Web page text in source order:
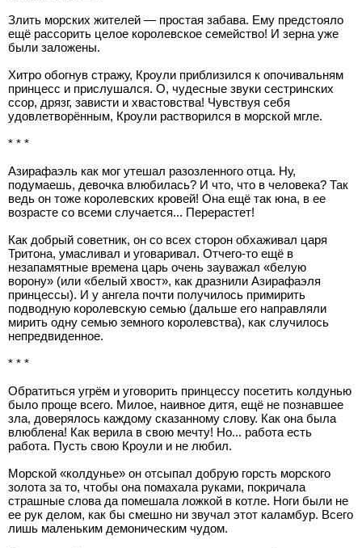
Злить морских жителей — простая забава. Ему предстояло
ещё рассорить целое королевское семейство! И зерна уже
были заложены.
Хитро обогнув стражу, Кроули приблизился к опочивальням
принцесс и прислушался. О, чудесные звуки сестринских
ссор, дрязг, зависти и хвастовства! Чувствуя себя
удовлетворённым, Кроули растворился в морской мгле.
* * *
Азирафаэль как мог утешал разозленного отца. Ну,
подумаешь, девочка влюбилась? И что, что в человека? Так
ведь он тоже королевских кровей! Она ещё так юна, в ее
возрасте со всеми случается... Перерастет!
Как добрый советник, он со всех сторон обхаживал царя
Тритона, умасливал и уговаривал. Отчего-то ещё в
незапамятные времена царь очень зауважал «белую
ворону» (или «белый хвост», как дразнили Азирафаэля
принцессы). И у ангела почти получилось примирить
подводную королевскую семью (дальше его направляли
мирить одну семью земного королевства), как случилось
непредвиденное.
* * *
Обратиться угрём и уговорить принцессу посетить колдунью
было проще всего. Милое, наивное дитя, ещё не познавшее
зла, доверялось каждому сказанному слову. Как она была
влюблена! Как верила в свою мечту! Но... работа есть
работа. Пусть свою Кроули и не любил.
Морской «колдунье» он отсыпал добрую горсть морского
золота за то, чтобы она помахала руками, покричала
страшные слова да помешала ложкой в котле. Ноги были не
ее рук делом, как бы смешно ни звучал этот каламбур. Всего
лишь маленьким демоническим чудом.